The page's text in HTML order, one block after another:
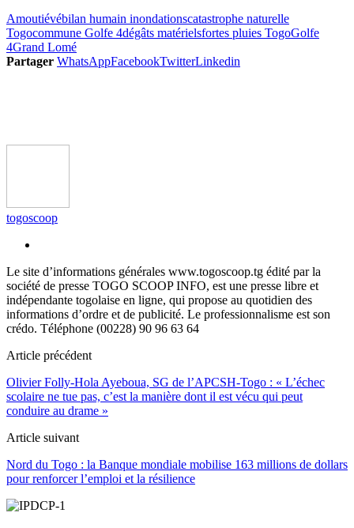
Amoutiévébilan humain inondationscatastrophe naturelle
Togocommune Golfe 4dégâts matérielsfortes pluies TogoGolfe
4Grand Lomé
Partager WhatsAppFacebookTwitterLinkedin
togoscoop
Le site d’informations générales www.togoscoop.tg édité par la
société de presse TOGO SCOOP INFO, est une presse libre et
indépendante togolaise en ligne, qui propose au quotidien des
informations d’ordre et de publicité. Le professionnalisme est son
crédo. Téléphone (00228) 90 96 63 64
Article précédent
Olivier Folly-Hola Ayeboua, SG de l’APCSH-Togo : « L’échec
scolaire ne tue pas, c’est la manière dont il est vécu qui peut
conduire au drame »
Article suivant
Nord du Togo : la Banque mondiale mobilise 163 millions de dollars
pour renforcer l’emploi et la résilience